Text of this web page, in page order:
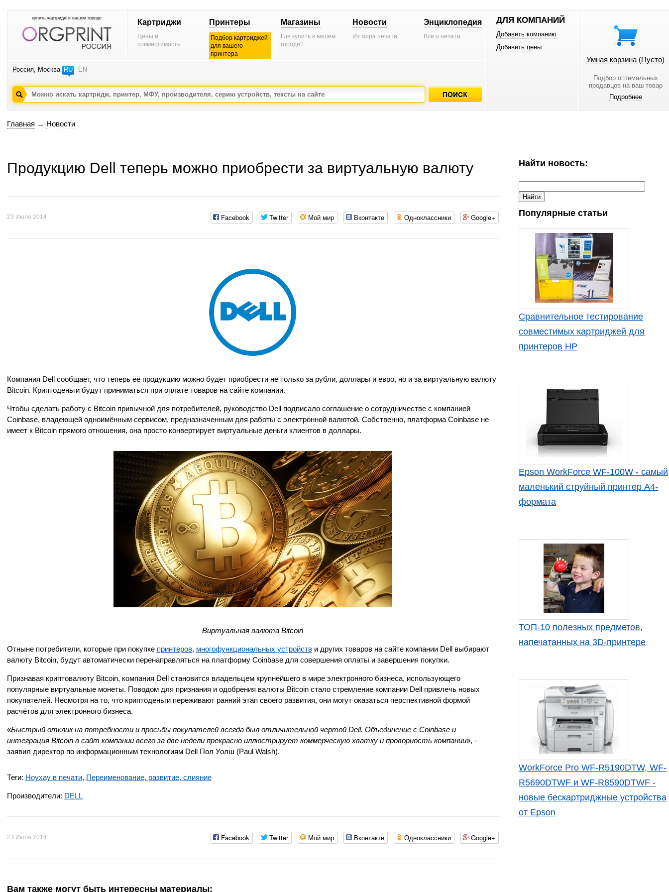
купить картридж в вашем городе Картриджи
Цены и
совместимость
Принтеры
Подбор картриджей
для вашего
принтера
Магазины
Где купить в вашем
городе?
Новости
Из мира печати
Энциклопедия
Все о печати
Россия, Москва RU EN
ДЛЯ КОМПАНИЙ
Добавить компанию
Добавить цены
Умная корзина (Пусто)
Подбор оптимальных
продавцов на ваш товар
Подробнее
Главная → Новости
Продукцию Dell теперь можно приобрести за виртуальную валюту
23 Июля 2014 Facebook Twitter Мой мир Вконтакте Одноклассники Google+
Компания Dell сообщает, что теперь её продукцию можно будет приобрести не только за рубли, доллары и евро, но и за виртуальную валюту
Bitcoin. Криптоденьги будут приниматься при оплате товаров на сайте компании.
Чтобы сделать работу с Bitcoin привычной для потребителей, руководство Dell подписало соглашение о сотрудничестве с компанией
Coinbase, владеющей одноимённым сервисом, предназначенным для работы с электронной валютой. Собственно, платформа Coinbase не
имеет к Bitcoin прямого отношения, она просто конвертирует виртуальные деньги клиентов в доллары.
Виртуальная валюта Bitcoin
Отныне потребители, которые при покупке принтеров, многофункциональных устройстви других товаров на сайте компании Dell выбирают
валюту Bitcoin, будут автоматически перенаправляться на платформу Coinbase для совершения оплаты и завершения покупки.
Признавая криптовалюту Bitcoin, компания Dell становится владельцем крупнейшего в мире электронного бизнеса, использующего
популярные виртуальные монеты. Поводом для признания и одобрения валюты Bitcoin стало стремление компании Dell привлечь новых
покупателей. Несмотря на то, что криптоденьги переживают ранний этап своего развития, они могут оказаться перспективной формой
расчётов для электронного бизнеса.
«Быстрый отклик на потребности и просьбы покупателей всегда был отличительной чертой Dell. Объединение с Coinbase и
интеграция Bitcoin в сайт компании всего за две недели прекрасно иллюстрирует коммерческую хватку и проворность компании», -
заявил директор по информационным технологиям Dell Пол Уолш (Paul Walsh).
Теги: Ноухау в печати, Переименование, развитие, слияние
Производители: DELL
23 Июля 2014 Facebook Twitter Мой мир Вконтакте Одноклассники Google+
Найти новость:
Популярные статьи
Сравнительное тестирование
совместимых картриджей для
принтеров HP
Epson WorkForce WF-100W - самый
маленький струйный принтер А4-
формата
ТОП-10 полезных предметов,
напечатанных на 3D-принтере
WorkForce Pro WF-R5190DTW, WF-
R5690DTWF и WF-R8590DTWF -
новые бескартриджные устройства
от Epson
Вам также могут быть интересны материалы: